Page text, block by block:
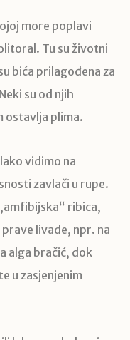
more poplavi
Tu su životni
bića prilagođena za
su od njih
ostavlja plima.
vidimo na
zavlači u rupe.
ribica,
livade, npr. na
alga bračić, dok
u zasjenjenim